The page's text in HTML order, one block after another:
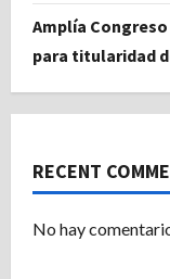
Amplía
para titularidad
RECENT
No hay